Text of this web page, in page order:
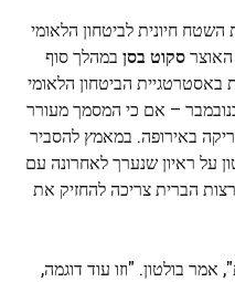
חיונית לביטחון הלאומי
סקוט בסן במהלך סוף
הביטחון הלאומי
– אם כי המסמך מעורר
באירופה. במאמץ להסביר
על ראיון שנערך לאחרונה עם
הברית צריכה להחזיק את
אמר בולטון. "וזו עוד דוגמה,